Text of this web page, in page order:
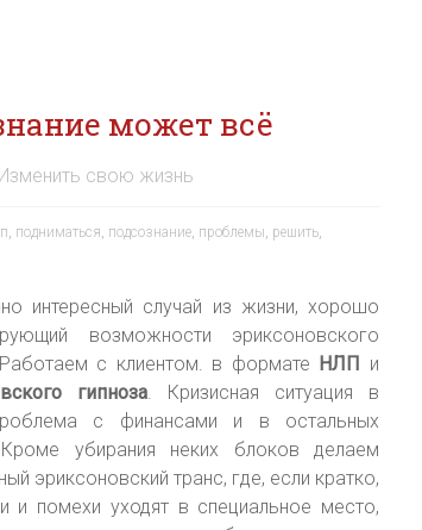
может всё
Изменить свою жизнь
, подниматься, подсознание, проблемы, решить,
интересный случай из жизни, хорошо
возможности эриксоновского
с клиентом. в формате НЛП и
гипноза. Кризисная ситуация в
с финансами и в остальных
убирания неких блоков делаем
эриксоновский транс, где, если кратко,
и помехи уходят в специальное место,